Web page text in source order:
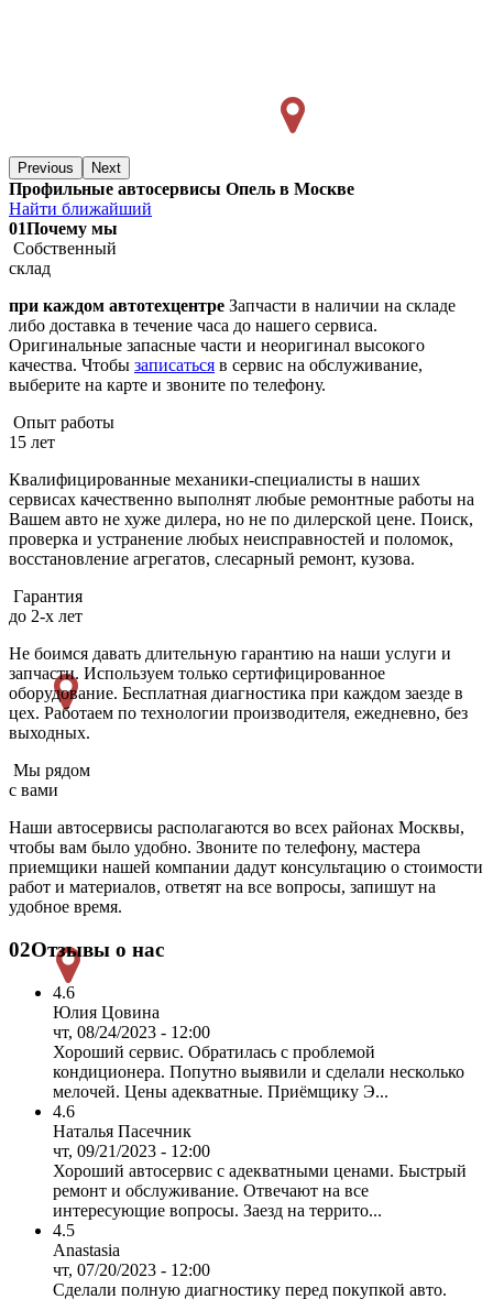
Previous Next
Профильные автосервисы Опель в Москве
Найти ближайший
01Почему мы
Собственный
склад
при каждом автотехцентре Запчасти в наличии на складе
либо доставка в течение часа до нашего сервиса.
Оригинальные запасные части и неоригинал высокого
качества. Чтобы записаться в сервис на обслуживание,
выберите на карте и звоните по телефону.
Опыт работы
15 лет
Квалифицированные механики-специалисты в наших
сервисах качественно выполнят любые ремонтные работы на
Вашем авто не хуже дилера, но не по дилерской цене. Поиск,
проверка и устранение любых неисправностей и поломок,
восстановление агрегатов, слесарный ремонт, кузова.
Гарантия
до 2-х лет
Не боимся давать длительную гарантию на наши услуги и
запчасти. Используем только сертифицированное
оборудование. Бесплатная диагностика при каждом заезде в
цех. Работаем по технологии производителя, ежедневно, без
выходных.
Мы рядом
с вами
Наши автосервисы располагаются во всех районах Москвы,
чтобы вам было удобно. Звоните по телефону, мастера
приемщики нашей компании дадут консультацию о стоимости
работ и материалов, ответят на все вопросы, запишут на
удобное время.
02Отзывы о нас
4.6
Юлия Цовина
чт, 08/24/2023 - 12:00
Хороший сервис. Обратилась с проблемой
кондиционера. Попутно выявили и сделали несколько
мелочей. Цены адекватные. Приёмщику Э...
4.6
Наталья Пасечник
чт, 09/21/2023 - 12:00
Хороший автосервис с адекватными ценами. Быстрый
ремонт и обслуживание. Отвечают на все
интересующие вопросы. Заезд на террито...
4.5
Anastasia
чт, 07/20/2023 - 12:00
Сделали полную диагностику перед покупкой авто.